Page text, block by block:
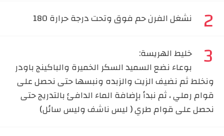
نشغل الفرن حم فوق وتحت درجة حرارة 180
⁠خليط الهريسة:
بوعاء نضع السميد السكر الخميرة والباكينج باودر
ونخلط ثم نضيف الزيت والزبده ونبسها حتى نحصل على
قوام رملي ، ثم نبدأ بإضافة الماء الدافئ بالتدريج حتى
نحصل على قوام طري ( ليس ناشف وليس سائل)